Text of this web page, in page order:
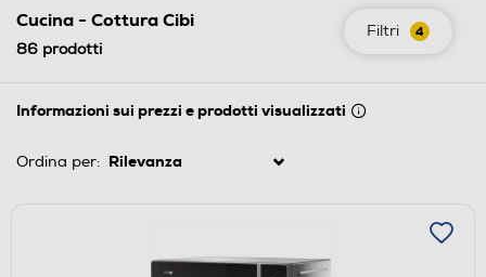
Filtri 4
Cucina - Cottura Cibi
86 prodotti
Informazioni sui prezzi e prodotti visualizzati
Ordina per: